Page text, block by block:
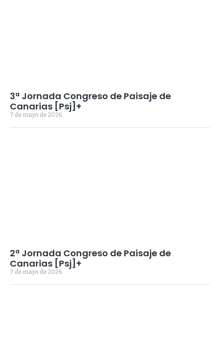
3ª Jornada Congreso de Paisaje de
Canarias [Psj]+
7 de mayo de 2026
2ª Jornada Congreso de Paisaje de
Canarias [Psj]+
7 de mayo de 2026